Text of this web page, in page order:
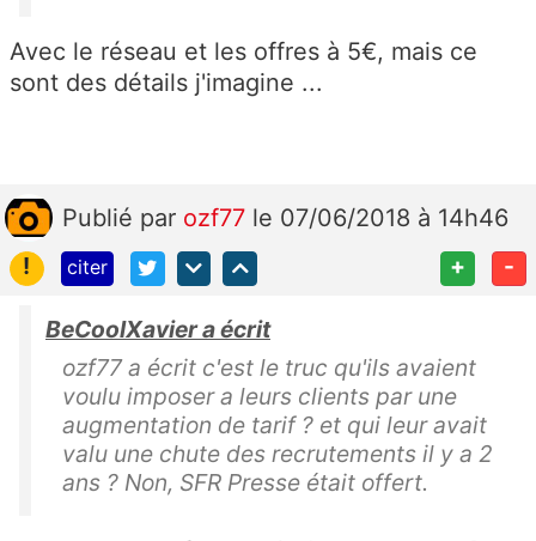
Avec le réseau et les offres à 5€, mais ce
sont des détails j'imagine ...
Publié par ozf77 le 07/06/2018 à 14h46
!
citer + -
BeCoolXavier a écrit
ozf77 a écrit c'est le truc qu'ils avaient
voulu imposer a leurs clients par une
augmentation de tarif ? et qui leur avait
valu une chute des recrutements il y a 2
ans ? Non, SFR Presse était offert.